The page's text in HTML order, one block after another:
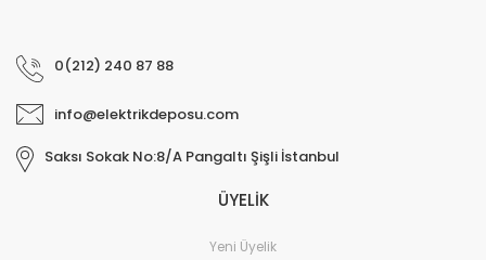
0(212) 240 87 88
info@elektrikdeposu.com
Saksı Sokak No:8/A Pangaltı Şişli İstanbul
ÜYELİK
Yeni Üyelik